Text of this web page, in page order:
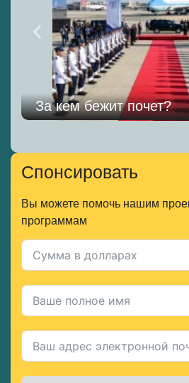
За кем бежит почет?
Спонсировать
Вы можете помочь нашим
программам